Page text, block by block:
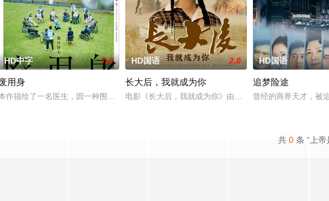
向疏远的哥哥借了钱，独自一人踏上穿越西德克萨斯州的旅程，寻求紧急医疗救助。一路上，
HD中字 7.0
废用身
作描绘了一名医生，因一种围绕“废用身”——因瘫痪等原因已无恢复可能的四肢——的治疗方
HD国语 2.0
长大后，我就成为你
电影《长大后，我就成为你》由中共四川省第十一届党代
HD国语
追梦险途
曾经的商界天才，被
共 0 条 “上